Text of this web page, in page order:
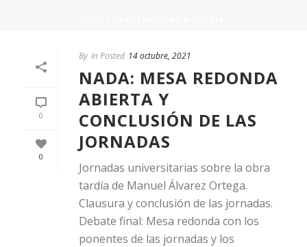
0
0
By In Posted 14 octubre, 2021
NADA: MESA REDONDA
ABIERTA Y
CONCLUSIÓN DE LAS
JORNADAS
Jornadas universitarias sobre la obra
tardía de Manuel Álvarez Ortega.
Clausura y conclusión de las jornadas.
Debate final: Mesa redonda con los
ponentes de las jornadas y los